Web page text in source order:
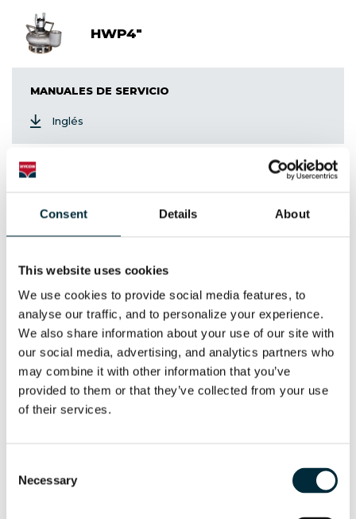
Consent Details About
This website uses cookies
We use cookies to provide social media features, to
analyse our traffic, and to personalize your experience.
We also share information about your use of our site with
our social media, advertising, and analytics partners who
may combine it with other information that you’ve
provided to them or that they’ve collected from your use
of their services.
Selection
Necessary
HWP4"
MANUALES DE SERVICIO
Inglés
MANUALES DE SERVICIO
Inglés